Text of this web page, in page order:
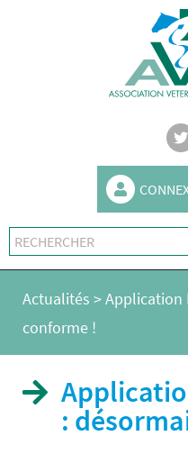
Actualités >Application
conforme !
: